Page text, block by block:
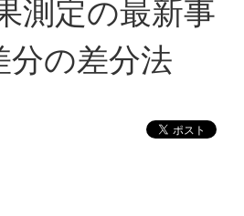
測定の最新事
分の差分法